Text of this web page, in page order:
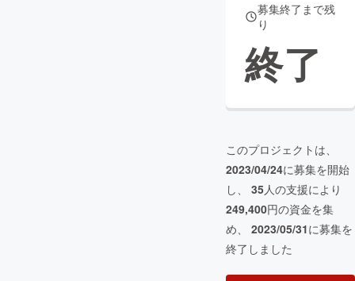
募集終了まで残
り
終了
このプロジェクトは、
2023/04/24に募集を開始
し、 35人の支援により
249,400円の資金を集
め、 2023/05/31に募集を
終了しました